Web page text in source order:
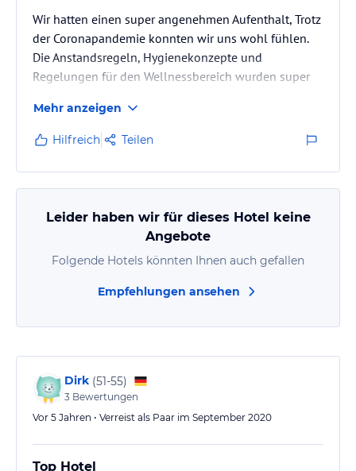
Wir hatten einen super angenehmen Aufenthalt, Trotz
der Coronapandemie konnten wir uns wohl fühlen.
Die Anstandsregeln, Hygienekonzepte und
Regelungen für den Wellnessbereich wurden super
schöne entspannte Tage. Und hat es an nichts gefehlt.
Die Zimmer waren super und sauber mit einem
wunderschönen Blick auf die Berge. Das Essen super
lecker. Das Einzige was währen unseres Aufenthalts
nicht funktioniert hat war das WLAN. Wir würden
jederzeit nochmal kommen.
Mehr anzeigen
Hilfreich Teilen
Leider haben wir für dieses Hotel keine
Angebote
Folgende Hotels könnten Ihnen auch gefallen
Empfehlungen ansehen
Dirk (51-55)
3 Bewertungen
Vor 5 Jahren • Verreist als Paar im September 2020
Top Hotel